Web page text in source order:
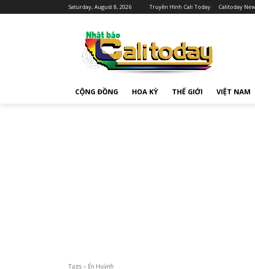
Saturday, August 8, 2026 Truyền Hình Cali Today Calitoday
CỘNG ĐỒNG HOA KỲ THẾ GIỚI VIỆT NAM
Tags Én Huỳnh